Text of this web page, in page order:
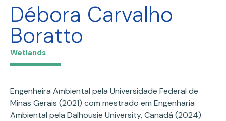
Débora Carvalho
Boratto
Wetlands
Engenheira Ambiental pela Universidade Federal de
Minas Gerais (2021) com mestrado em Engenharia
Ambiental pela Dalhousie University, Canadá (2024).